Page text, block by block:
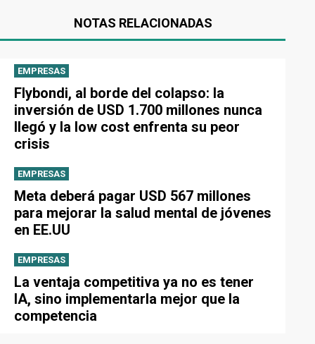
NOTAS RELACIONADAS
EMPRESAS
Flybondi, al borde del colapso: la
inversión de USD 1.700 millones nunca
llegó y la low cost enfrenta su peor
crisis
EMPRESAS
Meta deberá pagar USD 567 millones
para mejorar la salud mental de jóvenes
en EE.UU
EMPRESAS
La ventaja competitiva ya no es tener
IA, sino implementarla mejor que la
competencia